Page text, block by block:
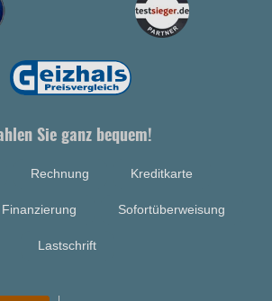
Sie ganz bequem!
Rechnung Kreditkarte
Finanzierung Sofortüberweisung
Lastschrift